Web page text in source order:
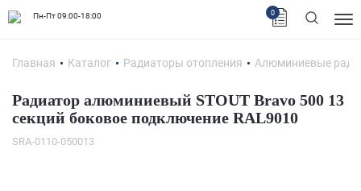
Пн-Пт 09:00-18:00 0
Главная Каталог Радиаторы отопления Алюминиевые
Радиатор алюминиевый STOUT Bravo 500 13
секций боковое подключение RAL9010
SRA-0110-050013